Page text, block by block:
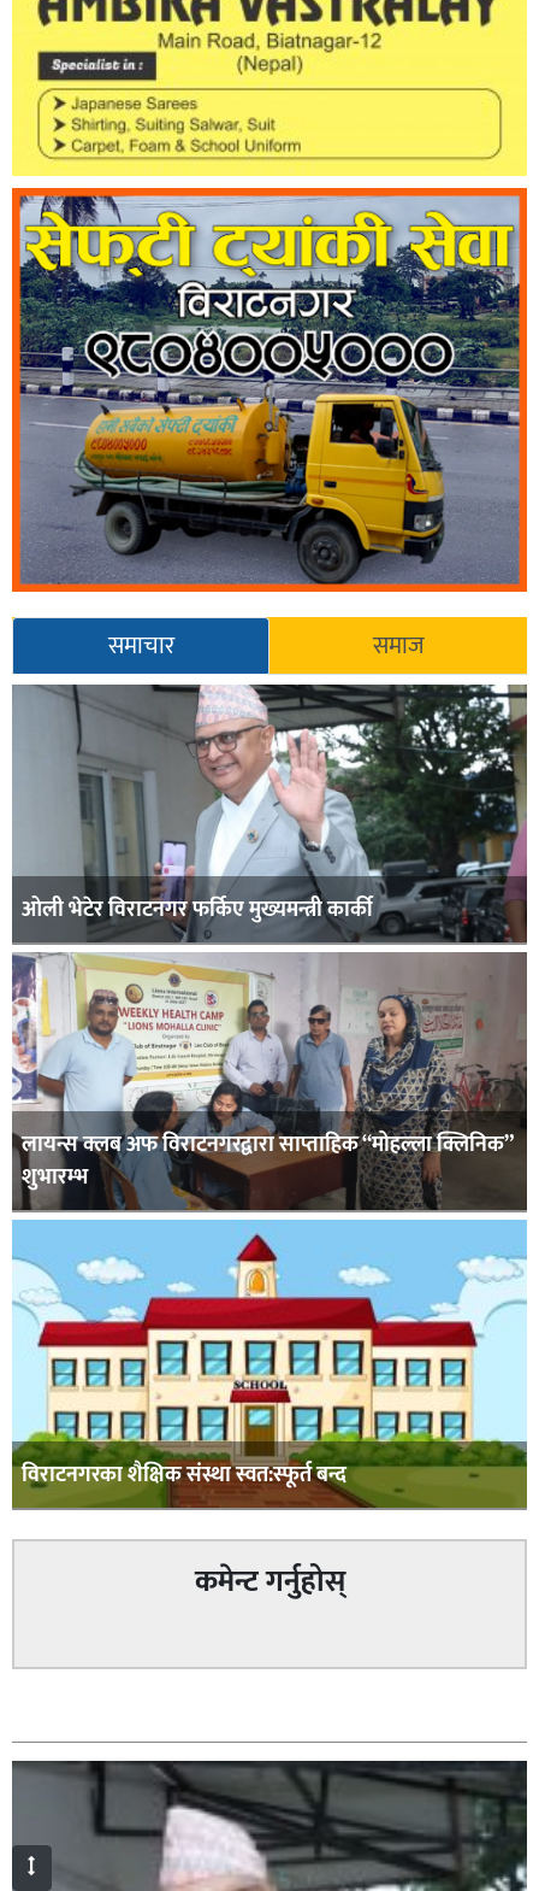
समाचार समाज
ओली भेटेर विराटनगर फर्किए मुख्यमन्त्री कार्की
लायन्स क्लब अफ विराटनगरद्वारा साप्ताहिक “मोहल्ला क्लिनिक”
शुभारम्भ
विराटनगरका शैक्षिक संस्था स्वत:स्फूर्त बन्द
कमेन्ट गर्नुहोस्